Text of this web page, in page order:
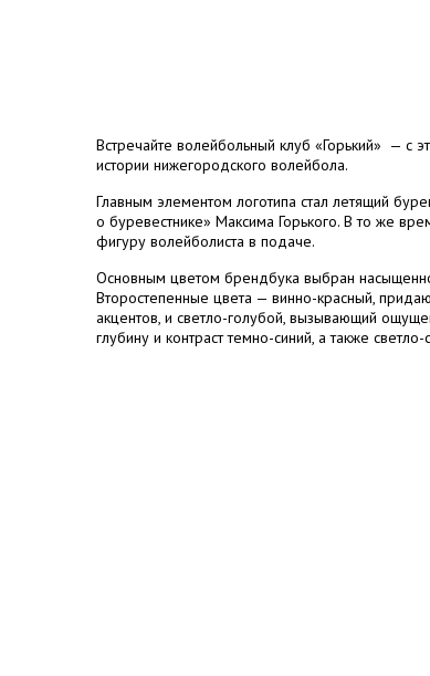
Встречайте волейбольный клуб «Горький» — с
истории нижегородского волейбола.
Главным элементом логотипа стал летящий
о буревестнике» Максима Горького. В то же
фигуру волейболиста в подаче.
Основным цветом брендбука выбран
Второстепенные цвета — винно-красный,
акцентов, и светло-голубой, вызывающий
глубину и контраст темно-синий, а также